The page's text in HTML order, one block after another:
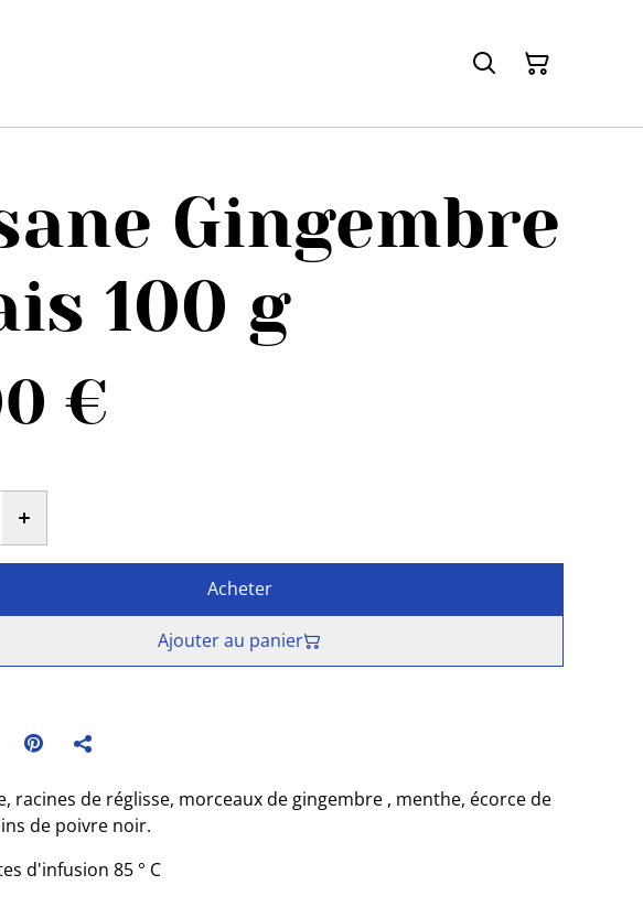
Gingembre
100 g
€
Acheter
Ajouter au panier
racines de réglisse, morceaux de gingembre , menthe, écorce de
de poivre noir.
d'infusion 85 ° C